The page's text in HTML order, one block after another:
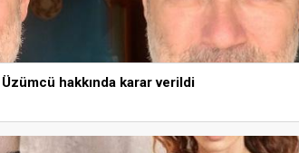
Üzümcü hakkında karar verildi